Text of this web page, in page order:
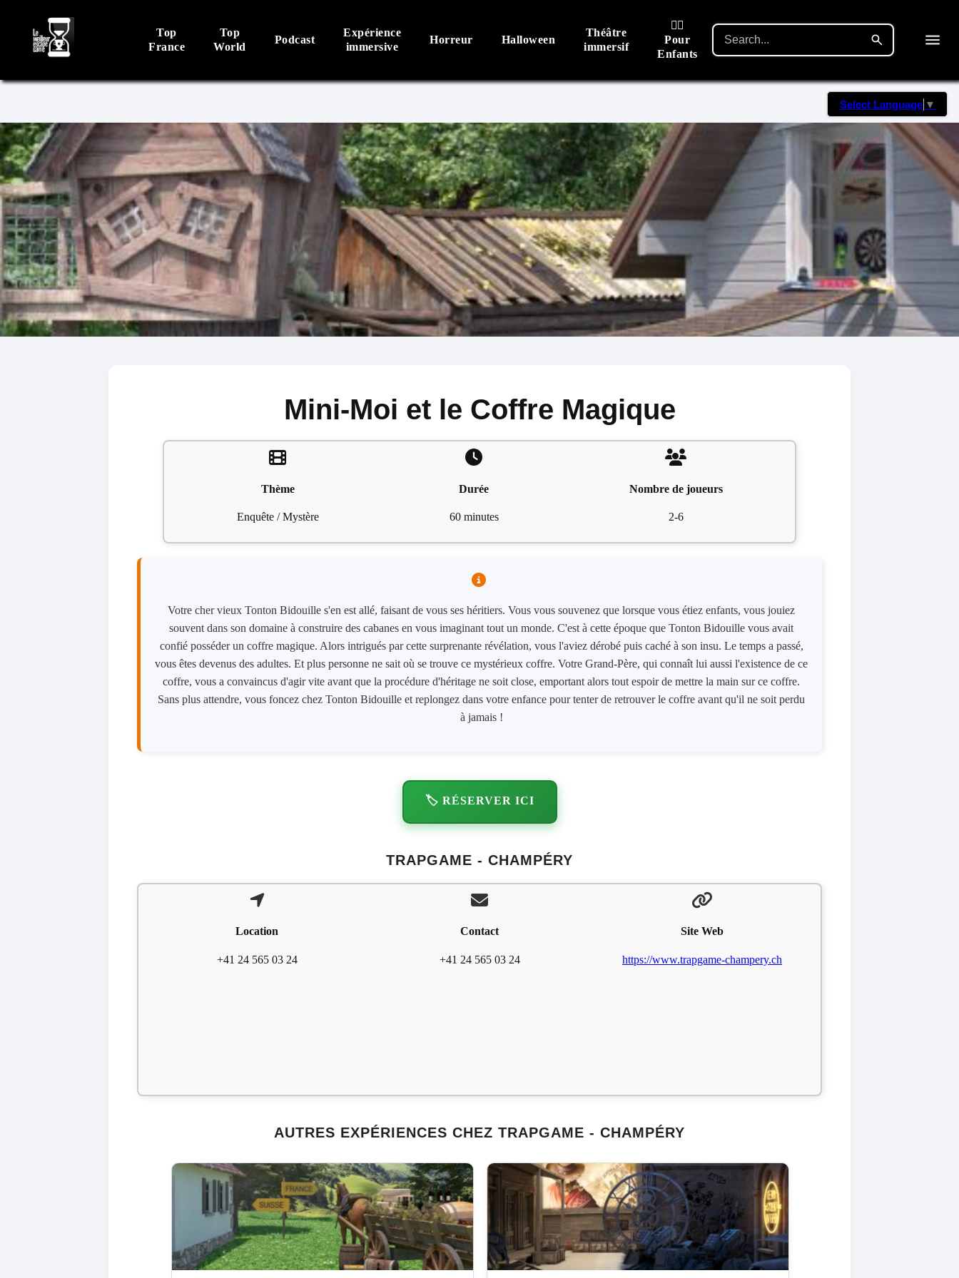
Top
France
Top
World
Podcast
Expérience
immersive
Horreur Halloween
Théâtre
immersif
🙋‍♂️
Pour
Enfants
Select Language ▼
Mini-Moi et le Coffre Magique
Thème
Enquête / Mystère
Durée
60 minutes
Nombre de joueurs
2-6
Votre cher vieux Tonton Bidouille s'en est allé, faisant de vous ses héritiers. Vous vous souvenez que lorsque vous étiez enfants, vous jouiez
souvent dans son domaine à construire des cabanes en vous imaginant tout un monde. C'est à cette époque que Tonton Bidouille vous avait
confié posséder un coffre magique. Alors intrigués par cette surprenante révélation, vous l'aviez dérobé puis caché à son insu. Le temps a passé,
vous êtes devenus des adultes. Et plus personne ne sait où se trouve ce mystérieux coffre. Votre Grand-Père, qui connaît lui aussi l'existence de ce
coffre, vous a convaincus d'agir vite avant que la procédure d'héritage ne soit close, emportant alors tout espoir de mettre la main sur ce coffre.
Sans plus attendre, vous foncez chez Tonton Bidouille et replongez dans votre enfance pour tenter de retrouver le coffre avant qu'il ne soit perdu
à jamais !
🏷️ RÉSERVER ICI
TRAPGAME - CHAMPÉRY
Location
+41 24 565 03 24
Contact
+41 24 565 03 24
Site Web
https://www.trapgame-champery.ch
AUTRES EXPÉRIENCES CHEZ TRAPGAME - CHAMPÉRY